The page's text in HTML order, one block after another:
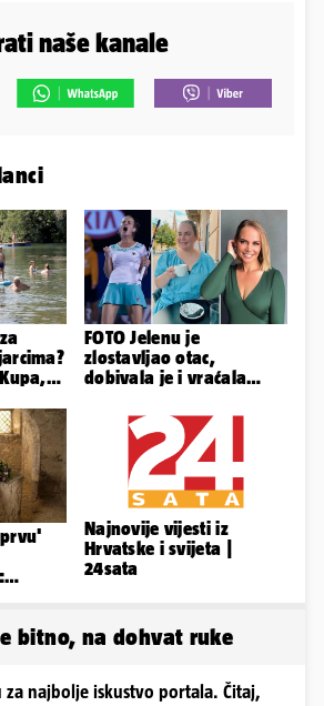
naše kanale
FOTO Jelenu je
zlostavljao otac,
dobivala je i vraćala
tukao šakama'
Najnovije vijesti iz
Hrvatske i svijeta |
24sata
bitno, na dohvat ruke
za najbolje iskustvo portala. Čitaj,